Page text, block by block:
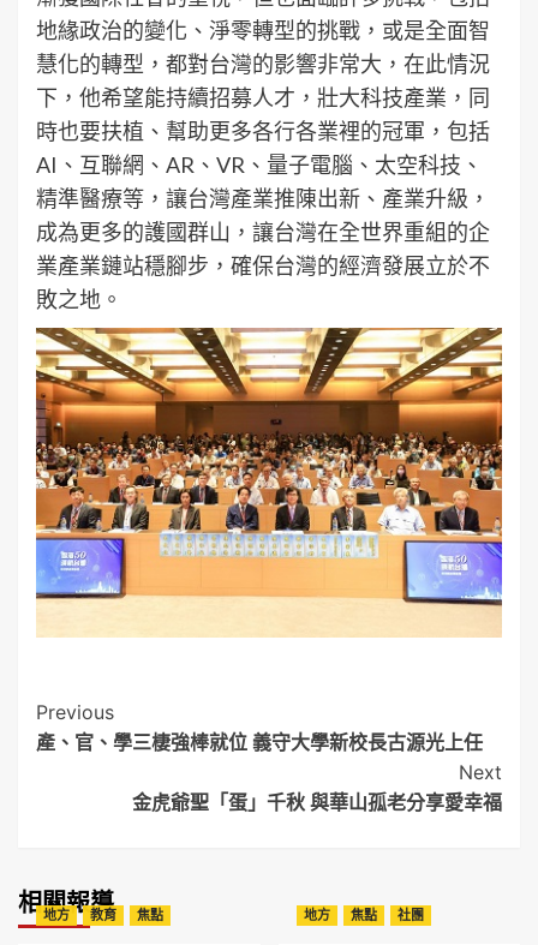
地緣政治的變化、淨零轉型的挑戰，或是全面智
慧化的轉型，都對台灣的影響非常大，在此情況
下，他希望能持續招募人才，壯大科技產業，同
時也要扶植、幫助更多各行各業裡的冠軍，包括
AI、互聯網、AR、VR、量子電腦、太空科技、
精準醫療等，讓台灣產業推陳出新、產業升級，
成為更多的護國群山，讓台灣在全世界重組的企
業產業鏈站穩腳步，確保台灣的經濟發展立於不
敗之地。
Post
Navigation
Previous
產、官、學三棲強棒就位 義守大學新校長古源光上任
Next
金虎爺聖「蛋」千秋 與華山孤老分享愛幸福
相關報導
地方 教育 焦點 地方 焦點 社團